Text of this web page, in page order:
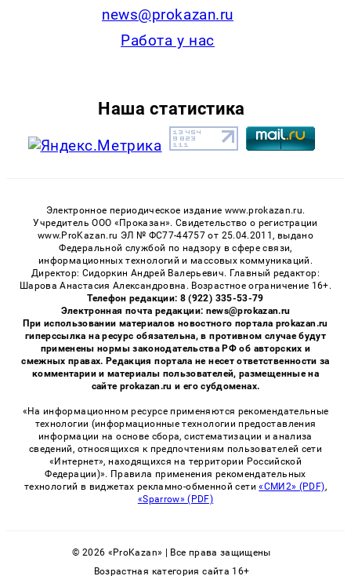
news@prokazan.ru
Работа у нас
Наша статистика
Электронное периодическое издание www.prokazan.ru.
Учредитель ООО «Проказан». Cвидетельство о регистрации
www.ProKazan.ru ЭЛ № ФС77-44757 от 25.04.2011, выдано
Федеральной службой по надзору в сфере связи,
информационных технологий и массовых коммуникаций.
Директор: Сидоркин Андрей Валерьевич. Главный редактор:
Шарова Анастасия Александровна. Возрастное ограничение 16+.
Телефон редакции: 8 (922) 335-53-79
Электронная почта редакции: news@prokazan.ru
При использовании материалов новостного портала prokazan.ru
гиперссылка на ресурс обязательна, в противном случае будут
применены нормы законодательства РФ об авторских и
смежных правах. Редакция портала не несет ответственности за
комментарии и материалы пользователей, размещенные на
сайте prokazan.ru и его субдоменах.
«На информационном ресурсе применяются рекомендательные
технологии (информационные технологии предоставления
информации на основе сбора, систематизации и анализа
сведений, относящихся к предпочтениям пользователей сети
«Интернет», находящихся на территории Российской
Федерации)». Правила применения рекомендательных
технологий в виджетах рекламно-обменной сети«СМИ2» (PDF),
«Sparrow» (PDF)
© 2026 «ProKazan» | Все права защищены
Возрастная категория сайта 16+